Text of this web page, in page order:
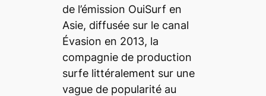
de l’émission OuiSurf en
Asie, diffusée sur le canal
Évasion en 2013, la
compagnie de production
surfe littéralement sur une
vague de popularité au